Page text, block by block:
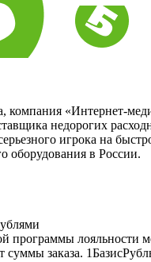
компания «Интернет-
недорогих
игрока на
оборудования в России.
программы лояльности
суммы заказа.